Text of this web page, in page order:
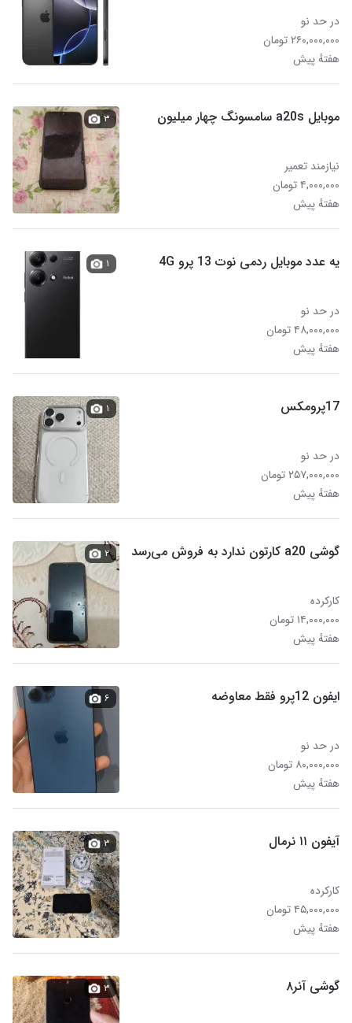
در حد نو
۲۶۰,۰۰۰,۰۰۰ تومان
هفتهٔ پیش
موبایل a20s سامسونگ چهار میلیون
نیازمند تعمیر
۴,۰۰۰,۰۰۰ تومان
هفتهٔ پیش
۳
یه عدد موبایل ردمی نوت 13 پرو 4G
در حد نو
۴۸,۰۰۰,۰۰۰ تومان
هفتهٔ پیش
۱
17پرومکس
در حد نو
۲۵۷,۰۰۰,۰۰۰ تومان
هفتهٔ پیش
۱
گوشی a20 کارتون ندارد به فروش می‌رسد
کارکرده
۱۴,۰۰۰,۰۰۰ تومان
هفتهٔ پیش
۲
ایفون 12پرو فقط معاوضه
در حد نو
۸۰,۰۰۰,۰۰۰ تومان
هفتهٔ پیش
۶
آیفون ۱۱ نرمال
کارکرده
۴۵,۰۰۰,۰۰۰ تومان
هفتهٔ پیش
۳
گوشی آنر۸ ۳